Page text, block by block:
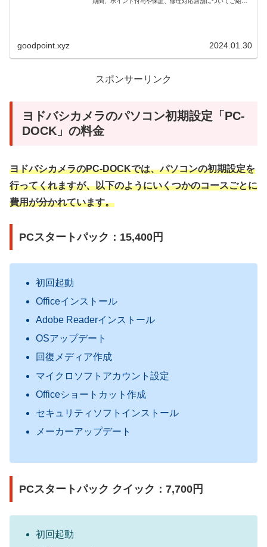
goodpoint.xyz 2024.01.30
スポンサーリンク
ヨドバシカメラのパソコン初期設定「PC-
DOCK」の料金
ヨドバシカメラのPC-DOCKでは、パソコンの初期設定を
行ってくれますが、以下のようにいくつかのコースごとに
費用が分かれています。
PCスタートパック：15,400円
初回起動
Officeインストール
Adobe Readerインストール
OSアップデート
回復メディア作成
マイクロソフトアカウント設定
Officeショートカット作成
セキュリティソフトインストール
メーカーアップデート
PCスタートパック クイック：7,700円
初回起動